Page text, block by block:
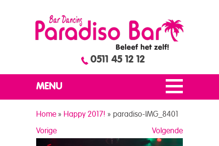
0511 45 12 12
MENU
Home » Happy 2017! » paradiso-IMG_8401
Volgende
Vorige